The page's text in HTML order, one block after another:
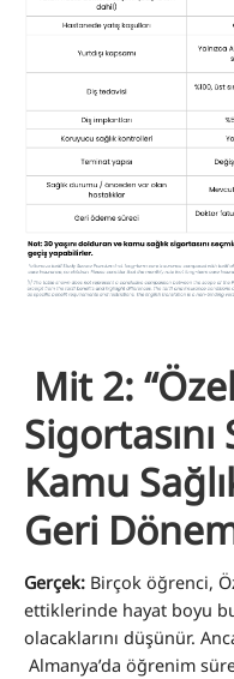
Mit 2:
Kamu
Geri
Gerçek: Birçok öğrenci,
ettiklerinde hayat boyu
olacaklarını düşünür.
Almanya’da öğrenim